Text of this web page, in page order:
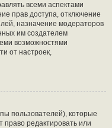
всеми аспектами
прав доступа, отключение
назначение модераторов
им создателем
возможностями
от настроек,
пользователей), которые
редактировать или